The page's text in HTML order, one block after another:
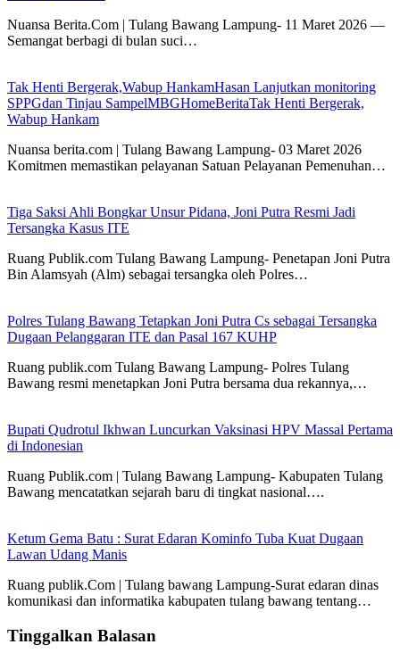
Nuansa Berita.Com | Tulang Bawang Lampung- 11 Maret 2026 —
Semangat berbagi di bulan suci…
Tak Henti Bergerak,Wabup HankamHasan Lanjutkan monitoring
SPPGdan Tinjau SampelMBGHomeBeritaTak Henti Bergerak,
Wabup Hankam
Nuansa berita.com | Tulang Bawang Lampung- 03 Maret 2026
Komitmen memastikan pelayanan Satuan Pelayanan Pemenuhan…
Tiga Saksi Ahli Bongkar Unsur Pidana, Joni Putra Resmi Jadi
Tersangka Kasus ITE
Ruang Publik.com Tulang Bawang Lampung- Penetapan Joni Putra
Bin Alamsyah (Alm) sebagai tersangka oleh Polres…
Polres Tulang Bawang Tetapkan Joni Putra Cs sebagai Tersangka
Dugaan Pelanggaran ITE dan Pasal 167 KUHP
Ruang publik.com Tulang Bawang Lampung- Polres Tulang
Bawang resmi menetapkan Joni Putra bersama dua rekannya,…
Bupati Qudrotul Ikhwan Luncurkan Vaksinasi HPV Massal Pertama
di Indonesian
Ruang Publik.com | Tulang Bawang Lampung- Kabupaten Tulang
Bawang mencatatkan sejarah baru di tingkat nasional….
Ketum Gema Batu : Surat Edaran Kominfo Tuba Kuat Dugaan
Lawan Udang Manis
Ruang publik.Com | Tulang bawang Lampung-Surat edaran dinas
komunikasi dan informatika kabupaten tulang bawang tentang…
Tinggalkan Balasan